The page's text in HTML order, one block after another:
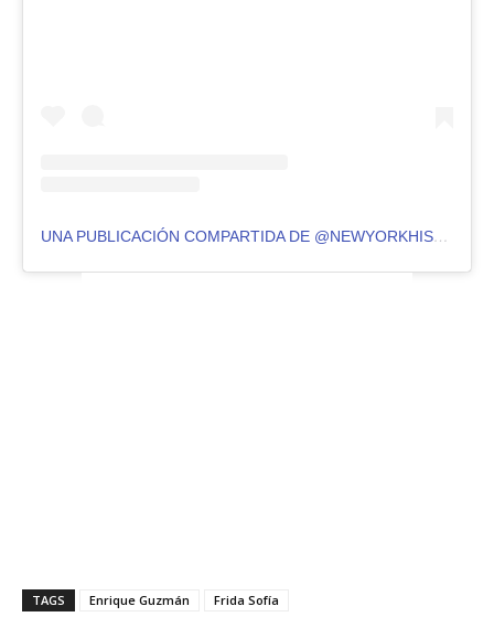
UNA PUBLICACIÓN COMPARTIDA DE @NEWYORKHISPANO
TAGS Enrique Guzmán Frida Sofía